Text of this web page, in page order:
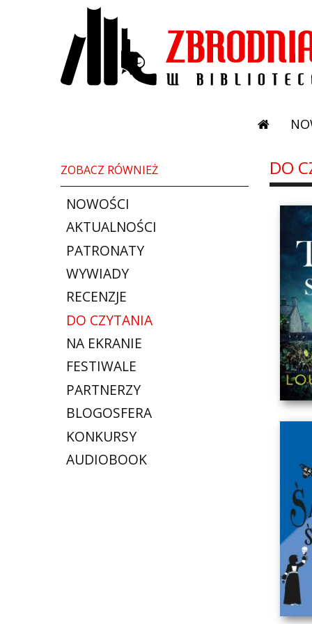
ZOBACZ RÓWNIEŻ
NOWOŚCI
AKTUALNOŚCI
PATRONATY
WYWIADY
RECENZJE
DO CZYTANIA
NA EKRANIE
FESTIWALE
PARTNERZY
BLOGOSFERA
KONKURSY
AUDIOBOOK
DO